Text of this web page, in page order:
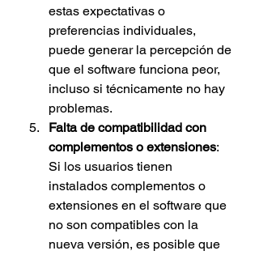
estas expectativas o
preferencias individuales,
puede generar la percepción de
que el software funciona peor,
incluso si técnicamente no hay
problemas.
Falta de compatibilidad con
complementos o extensiones:
Si los usuarios tienen
instalados complementos o
extensiones en el software que
no son compatibles con la
nueva versión, es posible que